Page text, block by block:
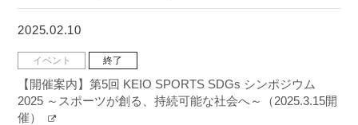
2025.02.10
イベント 終了
【開催案内】第5回 KEIO SPORTS SDGs シンポジウム
2025 ～スポーツが創る、持続可能な社会へ～（2025.3.15開
催）